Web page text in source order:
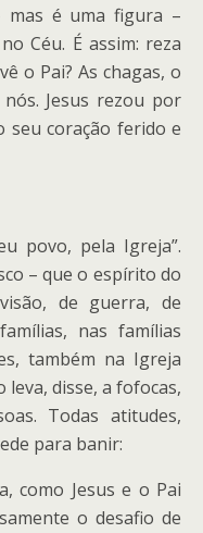
é uma figura –
Céu. É assim: reza
o Pai? As chagas, o
Jesus rezou por
seu coração ferido e
povo, pela Igreja”.
– que o espírito do
de guerra, de
nas famílias
também na Igreja
leva, disse, a fofocas,
Todas atitudes,
para banir:
como Jesus e o Pai
o desafio de